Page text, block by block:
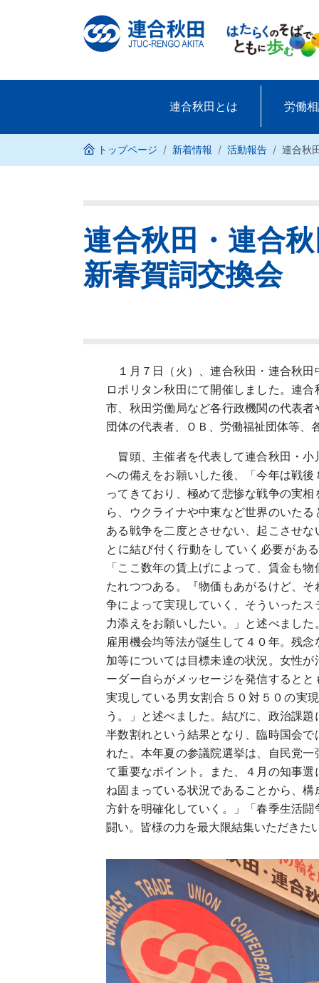
連合秋田とは 労働
トップページ 新着情報 活動報告 連合秋
連合秋田・連合
新春賀詞交換会
１月７日（火）、連合秋田・連合秋田
ロポリタン秋田にて開催しました。連
市、秋田労働局など各行政機関の代表
団体の代表者、ＯＢ、労働福祉団体等、
冒頭、主催者を代表して連合秋田・小
への備えをお願いした後、「今年は戦
ってきており、極めて悲惨な戦争の実
ら、ウクライナや中東など世界のいた
ある戦争を二度とさせない、起こさせ
とに結び付く行動をしていく必要があ
「ここ数年の賃上げによって、賃金も
たれつつある。『物価もあがるけど、
争によって実現していく、そういった
力添えをお願いしたい。」と述べまし
雇用機会均等法が誕生して４０年。残
加等については目標未達の状況。女性
ーダー自らがメッセージを発信すると
実現している男女割合５０対５０の実
う。」と述べました。結びに、政治課
半数割れという結果となり、臨時国会
れた。本年夏の参議院選挙は、自民党
て重要なポイント。また、４月の知事
ね固まっている状況であることから、
方針を明確化していく。」「春季生活
闘い。皆様の力を最大限結集いただきた